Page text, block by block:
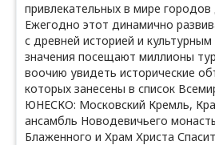
привлекательных в мире
Ежегодно этот динамично
с древней историей и
значения посещают миллионы
воочию увидеть исторические
которых занесены в список
ЮНЕСКО: Московский Кремль,
ансамбль Новодевичьего
Блаженного и Храм Христа